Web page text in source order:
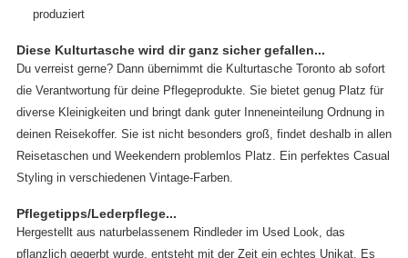
produziert
Diese Kulturtasche wird dir ganz sicher gefallen...
Du verreist gerne? Dann übernimmt die Kulturtasche Toronto ab sofort
die Verantwortung für deine Pflegeprodukte. Sie bietet genug Platz für
diverse Kleinigkeiten und bringt dank guter Inneneinteilung Ordnung in
deinen Reisekoffer. Sie ist nicht besonders groß, findet deshalb in allen
Reisetaschen und Weekendern problemlos Platz. Ein perfektes Casual
Styling in verschiedenen Vintage-Farben.
Pflegetipps/Lederpflege...
Hergestellt aus naturbelassenem Rindleder im Used Look, das
pflanzlich gegerbt wurde, entsteht mit der Zeit ein echtes Unikat. Es